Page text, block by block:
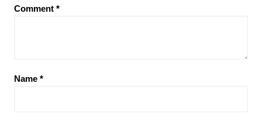
Comment *
Name *